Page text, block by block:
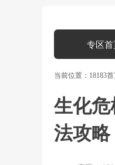
专区
当前位置： 18183
生化
法攻略